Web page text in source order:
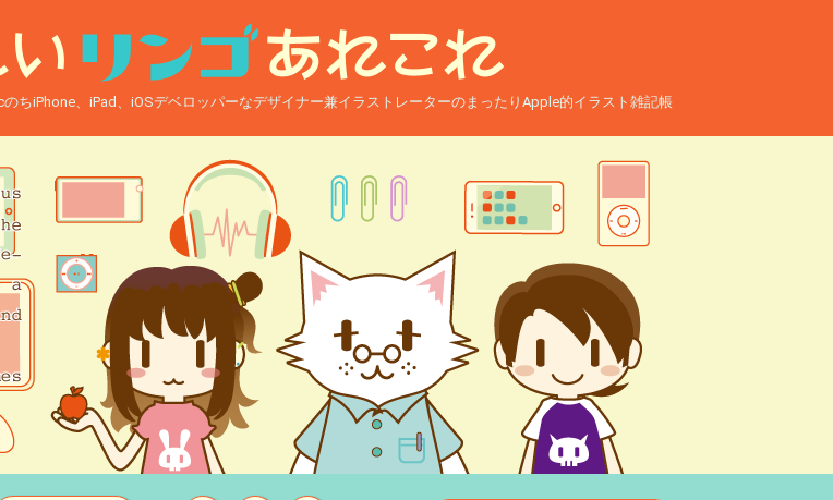
のちiPhone、iPad、iOSデベロッパーなデザイナー兼イラストレーターのまったりApple的イラスト雑記帳